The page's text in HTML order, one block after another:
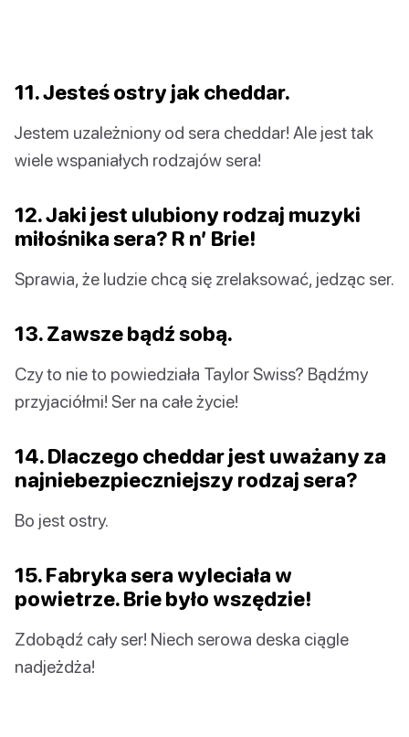
11. Jesteś ostry jak cheddar.
Jestem uzależniony od sera cheddar! Ale jest tak
wiele wspaniałych rodzajów sera!
12. Jaki jest ulubiony rodzaj muzyki
miłośnika sera? R n’ Brie!
Sprawia, że ludzie chcą się zrelaksować, jedząc ser.
13. Zawsze bądź sobą.
Czy to nie to powiedziała Taylor Swiss? Bądźmy
przyjaciółmi! Ser na całe życie!
14. Dlaczego cheddar jest uważany za
najniebezpieczniejszy rodzaj sera?
Bo jest ostry.
15. Fabryka sera wyleciała w
powietrze. Brie było wszędzie!
Zdobądź cały ser! Niech serowa deska ciągle
nadjeżdża!